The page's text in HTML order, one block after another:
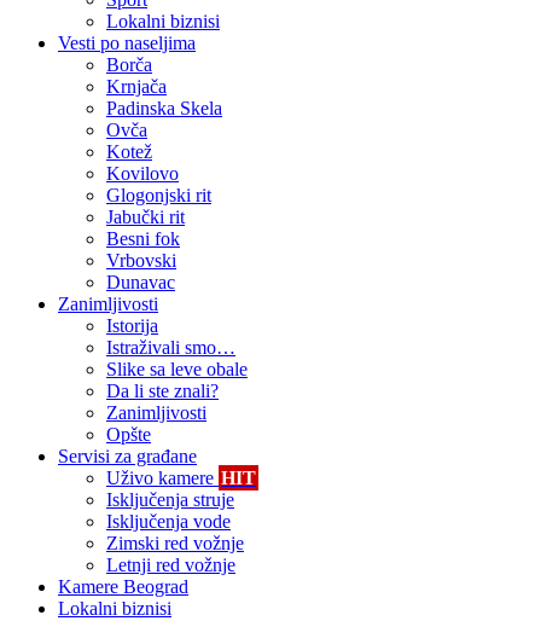
Lokalni biznisi
Vesti po naseljima
Borča
Krnjača
Padinska Skela
Ovča
Kotež
Kovilovo
Glogonjski rit
Jabučki rit
Besni fok
Vrbovski
Dunavac
Zanimljivosti
Istorija
Istraživali smo…
Slike sa leve obale
Da li ste znali?
Zanimljivosti
Opšte
Servisi za građane
Uživo kamere HIT
Isključenja struje
Isključenja vode
Zimski red vožnje
Letnji red vožnje
Kamere Beograd
Lokalni biznisi